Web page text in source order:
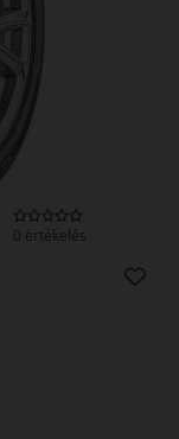
0 értékelés